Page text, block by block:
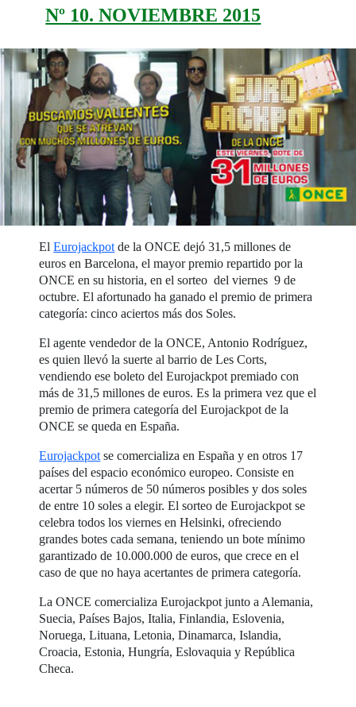
Nº 10. NOVIEMBRE 2015
ElEurojackpot de la ONCE dejó 31,5 millones de
euros en Barcelona, el mayor premio repartido por la
ONCE en su historia, en el sorteo del viernes 9 de
octubre. El afortunado ha ganado el premio de primera
categoría: cinco aciertos más dos Soles.
El agente vendedor de la ONCE, Antonio Rodríguez,
es quien llevó la suerte al barrio de Les Corts,
vendiendo ese boleto del Eurojackpot premiado con
más de 31,5 millones de euros. Es la primera vez que el
premio de primera categoría del Eurojackpot de la
ONCE se queda en España.
Eurojackpot se comercializa en España y en otros 17
países del espacio económico europeo. Consiste en
acertar 5 números de 50 números posibles y dos soles
de entre 10 soles a elegir. El sorteo de Eurojackpot se
celebra todos los viernes en Helsinki, ofreciendo
grandes botes cada semana, teniendo un bote mínimo
garantizado de 10.000.000 de euros, que crece en el
caso de que no haya acertantes de primera categoría.
La ONCE comercializa Eurojackpot junto a Alemania,
Suecia, Países Bajos, Italia, Finlandia, Eslovenia,
Noruega, Lituana, Letonia, Dinamarca, Islandia,
Croacia, Estonia, Hungría, Eslovaquia y República
Checa.